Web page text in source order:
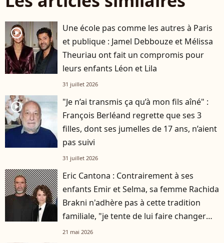
player2
Une école pas comme les autres à Paris
et publique : Jamel Debbouze et Mélissa
Theuriau ont fait un compromis pour
leurs enfants Léon et Lila
31 juillet 2026
player2
"Je n’ai transmis ça qu’à mon fils aîné" :
François Berléand regrette que ses 3
filles, dont ses jumelles de 17 ans, n’aient
pas suivi
31 juillet 2026
Eric Cantona : Contrairement à ses
enfants Emir et Selma, sa femme Rachida
Brakni n'adhère pas à cette tradition
familiale, "je tente de lui faire changer
d'avis"
21 mai 2026